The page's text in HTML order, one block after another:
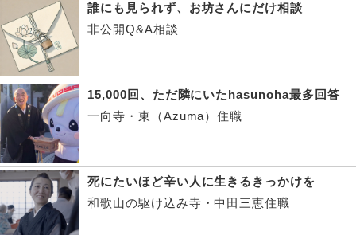
誰にも見られず、お坊さんにだけ相談
非公開Q&A相談
15,000回、ただ隣にいたhasunoha最多回答
一向寺・東（Azuma）住職
死にたいほど辛い人に生きるきっかけを
和歌山の駆け込み寺・中田三恵住職